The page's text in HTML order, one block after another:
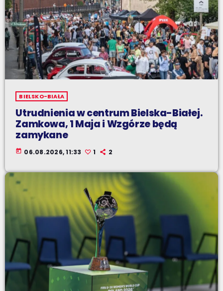
BIELSKO-BIAŁA
Utrudnienia w centrum Bielska-Białej.
Zamkowa, 1 Maja i Wzgórze będą
zamykane
today 06.08.2026, 11:33 1 2